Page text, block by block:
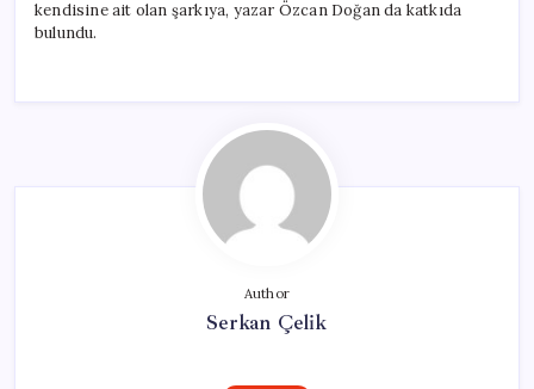
kendisine ait olan şarkıya, yazar Özcan Doğan da katkıda
bulundu.
Author
Serkan Çelik